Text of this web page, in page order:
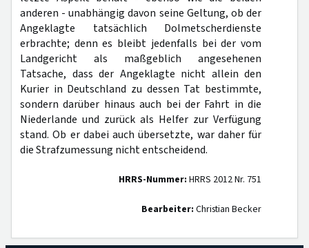
anderen - unabhängig davon seine Geltung, ob der
Angeklagte tatsächlich Dolmetscherdienste
erbrachte; denn es bleibt jedenfalls bei der vom
Landgericht als maßgeblich angesehenen
Tatsache, dass der Angeklagte nicht allein den
Kurier in Deutschland zu dessen Tat bestimmte,
sondern darüber hinaus auch bei der Fahrt in die
Niederlande und zurück als Helfer zur Verfügung
stand. Ob er dabei auch übersetzte, war daher für
die Strafzumessung nicht entscheidend.
HRRS-Nummer: HRRS 2012 Nr. 751
Bearbeiter: Christian Becker